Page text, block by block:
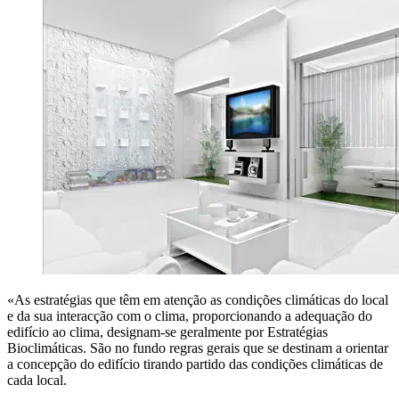
«As estratégias que têm em atenção as condições climáticas do local
e da sua interacção com o clima, proporcionando a adequação do
edifício ao clima, designam-se geralmente por Estratégias
Bioclimáticas. São no fundo regras gerais que se destinam a orientar
a concepção do edifício tirando partido das condições climáticas de
cada local.